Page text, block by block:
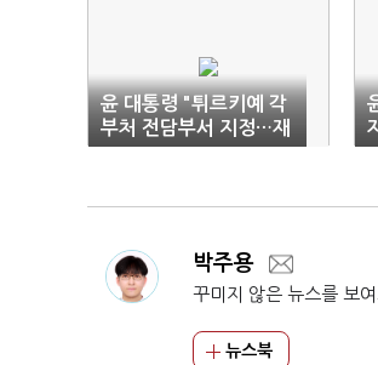
윤 대통령 "튀르키예 각
부처 전담부서 지정…재
건까지 지원 만전"
박주용
꾸미지 않은 뉴스를 보
뉴스북